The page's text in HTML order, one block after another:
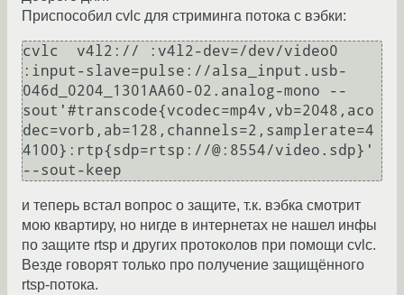
Приспособил cvlc для стриминга потока с вэбки:
cvlc  v4l2:// :v4l2-dev=/dev/video0
:input-slave=pulse://alsa_input.usb-
046d_0204_1301AA60-02.analog-mono --
sout'#transcode{vcodec=mp4v,vb=2048,aco
dec=vorb,ab=128,channels=2,samplerate=4
4100}:rtp{sdp=rtsp://@:8554/video.sdp}'
и теперь встал вопрос о защите, т.к. вэбка смотрит
мою квартиру, но нигде в интернетах не нашел инфы
по защите rtsp и других протоколов при помощи cvlc.
Везде говорят только про получение защищённого
rtsp-потока.